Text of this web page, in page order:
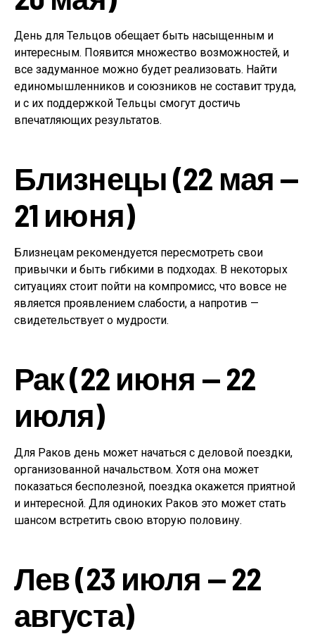
День для Тельцов обещает быть насыщенным и
интересным. Появится множество возможностей, и
все задуманное можно будет реализовать. Найти
единомышленников и союзников не составит труда,
и с их поддержкой Тельцы смогут достичь
впечатляющих результатов.
Близнецы (22 мая —
21 июня)
Близнецам рекомендуется пересмотреть свои
привычки и быть гибкими в подходах. В некоторых
ситуациях стоит пойти на компромисс, что вовсе не
является проявлением слабости, а напротив —
свидетельствует о мудрости.
Рак (22 июня — 22
июля)
Для Раков день может начаться с деловой поездки,
организованной начальством. Хотя она может
показаться бесполезной, поездка окажется приятной
и интересной. Для одиноких Раков это может стать
шансом встретить свою вторую половину.
Лев (23 июля — 22
августа)